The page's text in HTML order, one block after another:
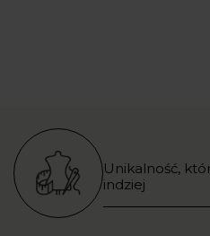
Unikalność,
indziej